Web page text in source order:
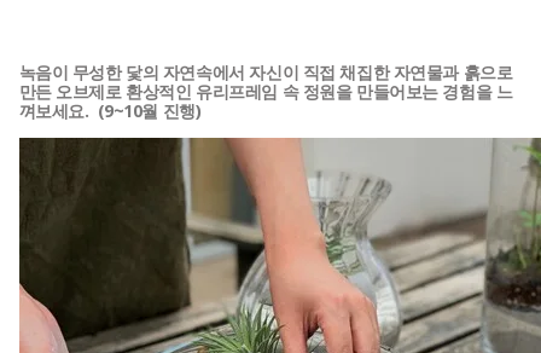
녹음이 무성한 닻의 자연속에서 자신이 직접 채집한 자연물과 흙으로
만든 오브제로 환상적인 유리프레임 속 정원을 만들어보는 경험을 느
껴보세요. (9~10월 진행)